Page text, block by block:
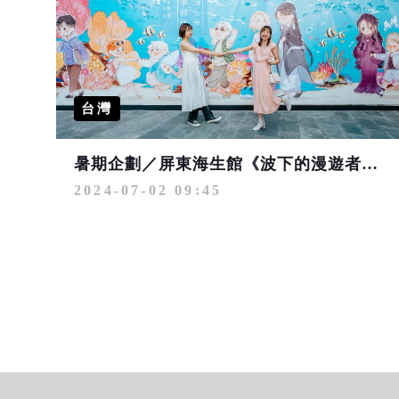
台灣
暑期企劃／屏東海生館《波下的漫遊者》巨幅漫畫牆、藍鯨骨骼紀錄片登場
2024-07-02 09:45